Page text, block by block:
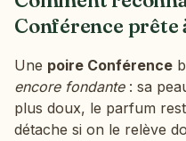
Conférence
Une poire Conférence
encore fondante: sa
plus doux, le parfum
détache si on le relève